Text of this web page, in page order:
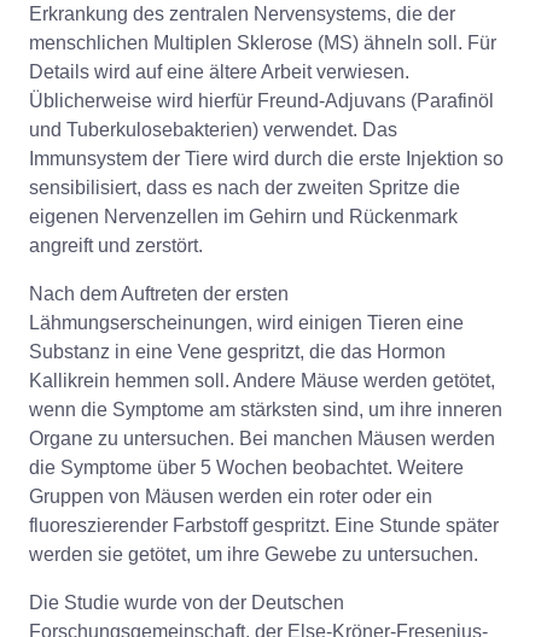
Erkrankung des zentralen Nervensystems, die der
menschlichen Multiplen Sklerose (MS) ähneln soll. Für
Details wird auf eine ältere Arbeit verwiesen.
Üblicherweise wird hierfür Freund-Adjuvans (Parafinöl
und Tuberkulosebakterien) verwendet. Das
Immunsystem der Tiere wird durch die erste Injektion so
sensibilisiert, dass es nach der zweiten Spritze die
eigenen Nervenzellen im Gehirn und Rückenmark
angreift und zerstört.
Nach dem Auftreten der ersten
Lähmungserscheinungen, wird einigen Tieren eine
Substanz in eine Vene gespritzt, die das Hormon
Kallikrein hemmen soll. Andere Mäuse werden getötet,
wenn die Symptome am stärksten sind, um ihre inneren
Organe zu untersuchen. Bei manchen Mäusen werden
die Symptome über 5 Wochen beobachtet. Weitere
Gruppen von Mäusen werden ein roter oder ein
fluoreszierender Farbstoff gespritzt. Eine Stunde später
werden sie getötet, um ihre Gewebe zu untersuchen.
Die Studie wurde von der Deutschen
Forschungsgemeinschaft, der Else-Kröner-Fresenius-